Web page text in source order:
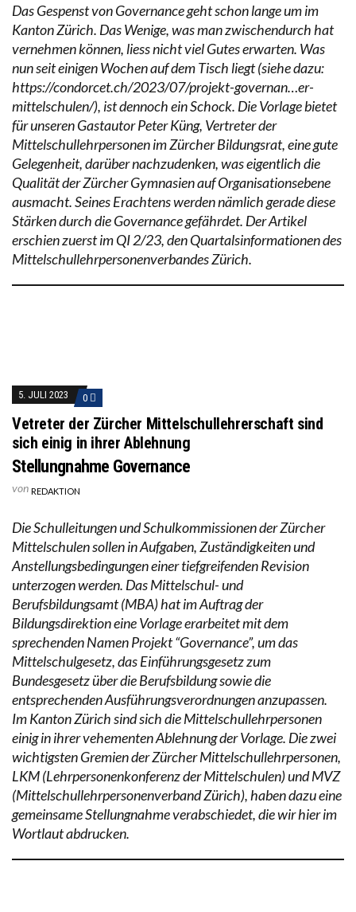
Das Gespenst von Governance geht schon lange um im
Kanton Zürich. Das Wenige, was man zwischendurch hat
vernehmen können, liess nicht viel Gutes erwarten. Was
nun seit einigen Wochen auf dem Tisch liegt (siehe dazu:
https://condorcet.ch/2023/07/projekt-governan…er-
mittelschulen/), ist dennoch ein Schock. Die Vorlage bietet
für unseren Gastautor Peter Küng, Vertreter der
Mittelschullehrpersonen im Zürcher Bildungsrat, eine gute
Gelegenheit, darüber nachzudenken, was eigentlich die
Qualität der Zürcher Gymnasien auf Organisationsebene
ausmacht. Seines Erachtens werden nämlich gerade diese
Stärken durch die Governance gefährdet. Der Artikel
erschien zuerst im QI 2/23, den Quartalsinformationen des
Mittelschullehrpersonenverbandes Zürich.
5. JULI 2023 0
Vetreter der Zürcher Mittelschullehrerschaft sind
sich einig in ihrer Ablehnung
Stellungnahme Governance
von REDAKTION
Die Schulleitungen und Schulkommissionen der Zürcher
Mittelschulen sollen in Aufgaben, Zuständigkeiten und
Anstellungsbedingungen einer tiefgreifenden Revision
unterzogen werden. Das Mittelschul- und
Berufsbildungsamt (MBA) hat im Auftrag der
Bildungsdirektion eine Vorlage erarbeitet mit dem
sprechenden Namen Projekt “Governance”, um das
Mittelschulgesetz, das Einführungsgesetz zum
Bundesgesetz über die Berufsbildung sowie die
entsprechenden Ausführungsverordnungen anzupassen.
Im Kanton Zürich sind sich die Mittelschullehrpersonen
einig in ihrer vehementen Ablehnung der Vorlage. Die zwei
wichtigsten Gremien der Zürcher Mittelschullehrpersonen,
LKM (Lehrpersonenkonferenz der Mittelschulen) und MVZ
(Mittelschullehrpersonenverband Zürich), haben dazu eine
gemeinsame Stellungnahme verabschiedet, die wir hier im
Wortlaut abdrucken.